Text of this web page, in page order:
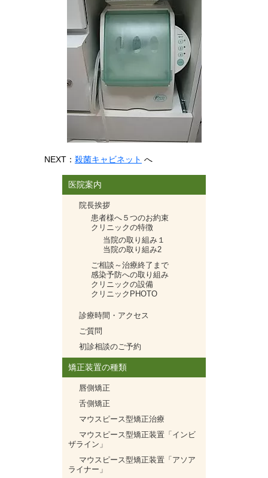
NEXT： 殺菌キャビネット へ
医院案内
院長挨拶
患者様へ５つのお約束
クリニックの特徴
当院の取り組み１
当院の取り組み2
ご相談～治療終了まで
感染予防への取り組み
クリニックの設備
クリニックPHOTO
診療時間・アクセス
ご質問
初診相談のご予約
矯正装置の種類
唇側矯正
舌側矯正
マウスピース型矯正治療
マウスピース型矯正装置「インビ
ザライン」
マウスピース型矯正装置「アソア
ライナー」